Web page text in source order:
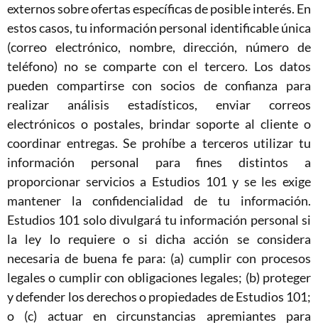
externos sobre ofertas específicas de posible interés. En
estos casos, tu información personal identificable única
(correo electrónico, nombre, dirección, número de
teléfono) no se comparte con el tercero. Los datos
pueden compartirse con socios de confianza para
realizar análisis estadísticos, enviar correos
electrónicos o postales, brindar soporte al cliente o
coordinar entregas. Se prohíbe a terceros utilizar tu
información personal para fines distintos a
proporcionar servicios a Estudios 101 y se les exige
mantener la confidencialidad de tu información.
Estudios 101 solo divulgará tu información personal si
la ley lo requiere o si dicha acción se considera
necesaria de buena fe para: (a) cumplir con procesos
legales o cumplir con obligaciones legales; (b) proteger
y defender los derechos o propiedades de Estudios 101;
o (c) actuar en circunstancias apremiantes para